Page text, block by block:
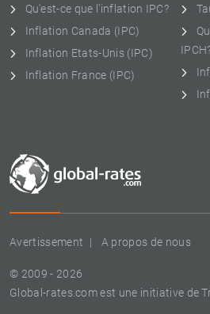
Avertissement A propos de nous
© 2009 - 2026
Global-rates.com est une initiative de
Qu'est-ce que l'inflation IPC?
Inflation Canada (IPC)
Inflation Etats-Unis (IPC)
Inflation France (IPC)